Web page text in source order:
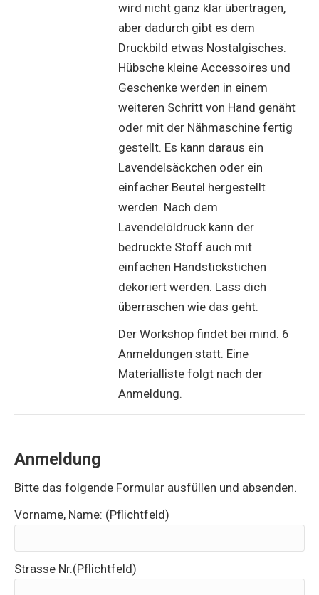
wird nicht ganz klar übertragen,
aber dadurch gibt es dem
Druckbild etwas Nostalgisches.
Hübsche kleine Accessoires und
Geschenke werden in einem
weiteren Schritt von Hand genäht
oder mit der Nähmaschine fertig
gestellt. Es kann daraus ein
Lavendelsäckchen oder ein
einfacher Beutel hergestellt
werden. Nach dem
Lavendelöldruck kann der
bedruckte Stoff auch mit
einfachen Handstickstichen
dekoriert werden. Lass dich
überraschen wie das geht.
Der Workshop findet bei mind. 6
Anmeldungen statt. Eine
Materialliste folgt nach der
Anmeldung.
Anmeldung
Bitte das folgende Formular ausfüllen und absenden.
Vorname, Name: (Pflichtfeld)
Strasse Nr.(Pflichtfeld)